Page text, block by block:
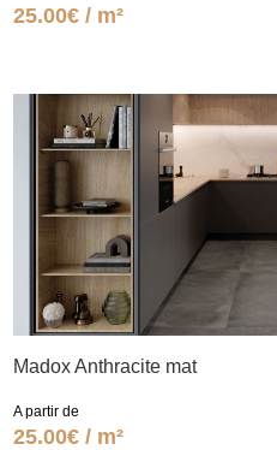
25.00€ / m²
Madox Anthracite mat
A partir de
25.00€ / m²